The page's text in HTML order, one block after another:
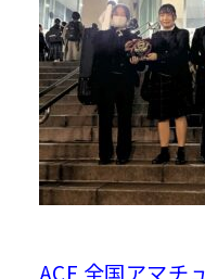
ACF 全国アマチ